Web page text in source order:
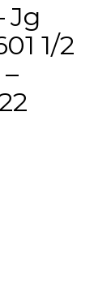
Jg
1/2